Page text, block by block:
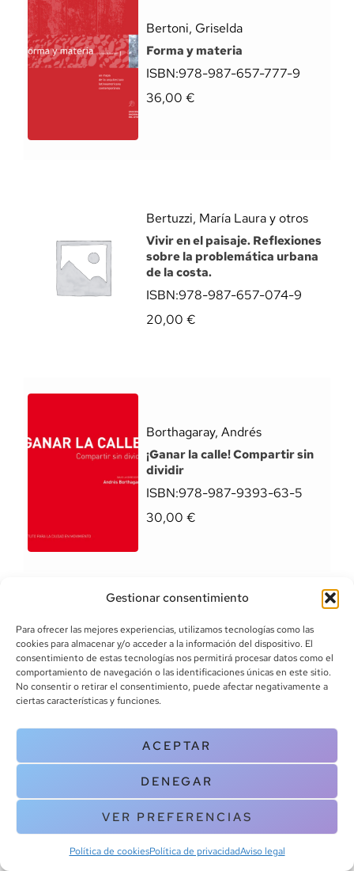
Gestionar consentimiento
Para ofrecer las mejores experiencias, utilizamos tecnologías como las
cookies para almacenar y/o acceder a la información del dispositivo. El
consentimiento de estas tecnologías nos permitirá procesar datos como el
comportamiento de navegación o las identificaciones únicas en este sitio.
No consentir o retirar el consentimiento, puede afectar negativamente a
ciertas características y funciones.
ACEPTAR
DENEGAR
VER PREFERENCIAS
Política de cookiesPolítica de privacidadAviso legal
Bertoni, Griselda
Forma y materia
ISBN:978-987-657-777-9
36,00 €
Bertuzzi, María Laura y otros
Vivir en el paisaje. Reflexiones
sobre la problemática urbana
de la costa.
ISBN:978-987-657-074-9
20,00 €
Borthagaray, Andrés
¡Ganar la calle! Compartir sin
dividir
ISBN:978-987-9393-63-5
30,00 €
Borthagaray, Juan y otros
El Río de la Plata como
territorio
ISBN:
Calvo, Luis María